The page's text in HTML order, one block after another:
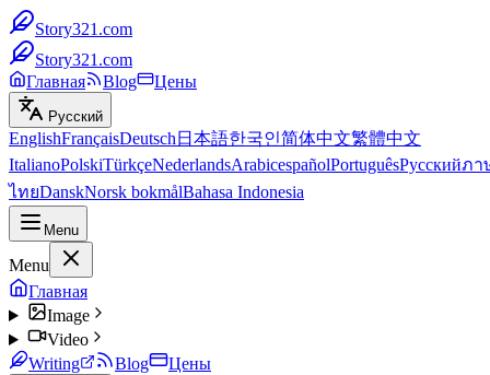
Story321.com
Story321.com
Главная
Blog Цены
Русский
EnglishFrançaisDeutsch 日本語한국인简体中文繁體中文
ItalianoPolskiTürkçeNederlandsArabicespañolPortuguêsРусскийภา
ไทยDanskNorsk bokmålBahasa Indonesia
Menu
Menu
Главная
Image
Video
Writing
Blog Цены